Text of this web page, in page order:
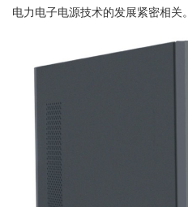
电力电子电源技术的发展紧密相关。